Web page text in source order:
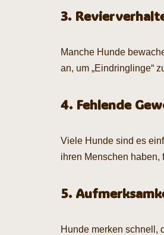
3.
Manche Hunde
an, um „Eindringlinge“
4. Fehlende
Viele Hunde sind es
ihren Menschen haben,
5.
Hunde merken schnell,